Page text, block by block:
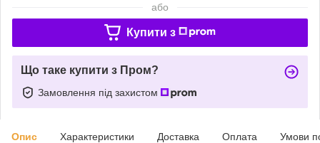
або
Купити з
Що таке купити з Пром?
Замовлення під захистом
Опис Характеристики Доставка Оплата Умови